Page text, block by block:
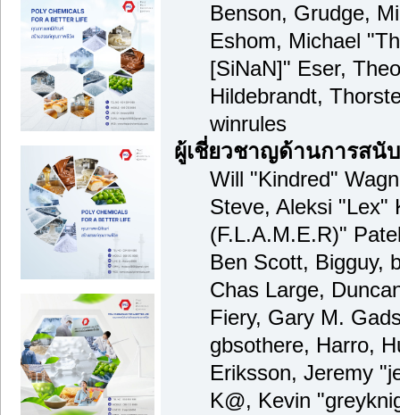
Benson, Grudge,
Eshom, Michael
[SiNaN]" Eser,
Hildebrandt,
winrules
ผู้เชี่ยวชาญด้านการสนั
Will "Kindred"
Steve, Aleksi "Lex"
(F.L.A.M.E.R)"
Ben Scott, Bigguy,
Chas Large,
Fiery, Gary M.
gbsothere, Harro,
Eriksson, Jeremy
K@, Kevin